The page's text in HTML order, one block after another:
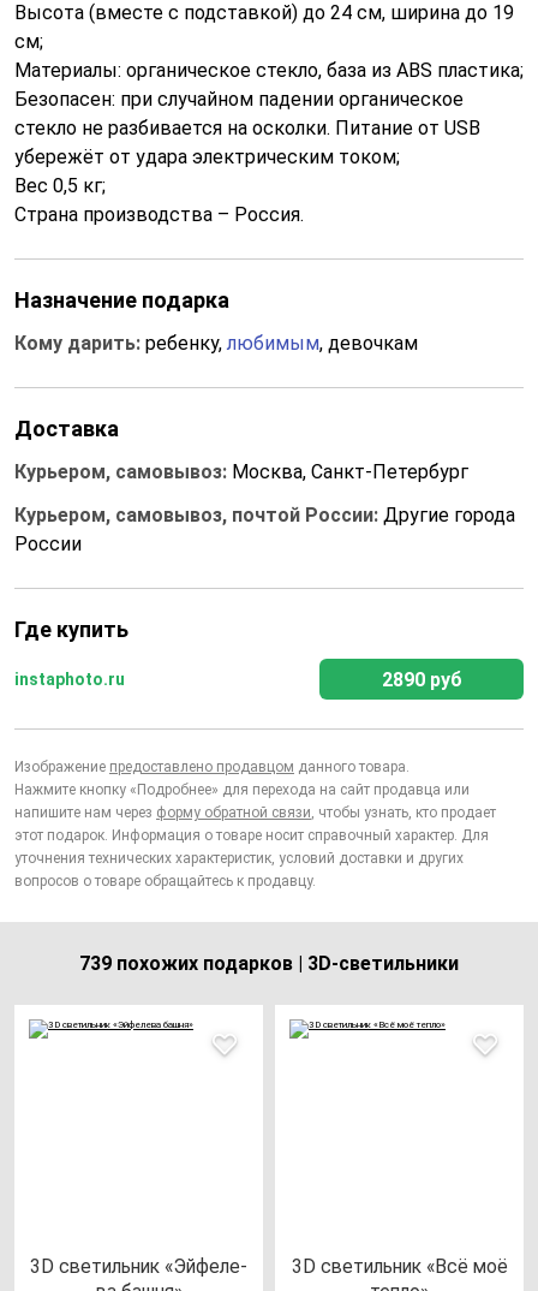
Высота (вместе с подставкой) до 24 см, ширина до 19
см;
Материалы: органическое стекло, база из ABS пластика;
Безопасен: при случайном падении органическое
стекло не разбивается на осколки. Питание от USB
убережёт от удара электрическим током;
Вес 0,5 кг;
Страна производства – Россия.
Назначение подарка
Кому дарить: ребенку,любимым, девочкам
Доставка
Курьером, самовывоз: Москва, Санкт-Петербург
Курьером, самовывоз, почтой России: Другие города
России
Где купить
instaphoto.ru 2890 руб
Изображение предоставлено продавцом данного товара.
Нажмите кнопку «Подробнее» для перехода на сайт продавца или
напишите нам через форму обратной связи, чтобы узнать, кто продает
этот подарок. Информация о товаре носит справочный характер. Для
уточнения технических характеристик, условий доставки и других
вопросов о товаре обращайтесь к продавцу.
739 похожих подарков | 3D-светильники
3D све­тиль­ник «Эй­фе­ле­
3D све­тиль­ник «Всё моё